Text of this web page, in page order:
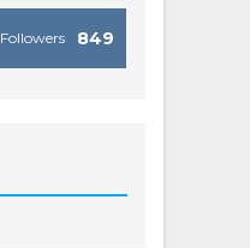
849
Followers